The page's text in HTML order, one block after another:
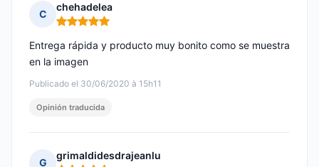
C
chehadelea
Nota: 5 de 5
Publicado el 30/06/2020 à 15h11
Entrega rápida y producto muy bonito como se muestra
en la imagen
Opinión traducida
G
grimaldidesdrajeanlu